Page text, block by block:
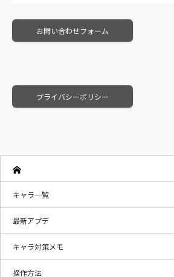
お問い合わせフォーム
プライバシーポリシー
キャラ一覧
最新アプデ
キャラ対策メモ
操作方法